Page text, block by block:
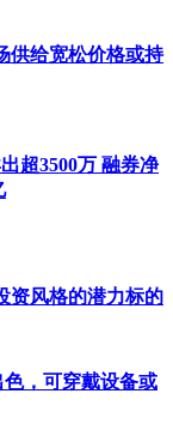
供给宽松价格或持
超3500万 融券净
资风格的潜力标的
，可穿戴设备或